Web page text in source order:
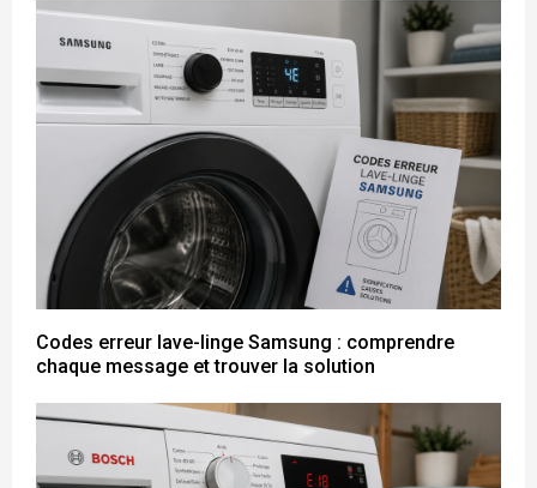
Codes erreur lave-linge Samsung : comprendre
chaque message et trouver la solution